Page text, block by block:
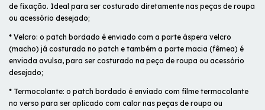
de fixação. Ideal para ser costurado diretamente nas peças de roupa
ou acessório desejado;
* Velcro: o patch bordado é enviado com a parte áspera velcro
(macho) já costurada no patch e também a parte macia (fêmea) é
enviada avulsa, para ser costurado na peça de roupa ou acessório
desejado;
* Termocolante: o patch bordado é enviado com filme termocolante
no verso para ser aplicado com calor nas peças de roupa ou